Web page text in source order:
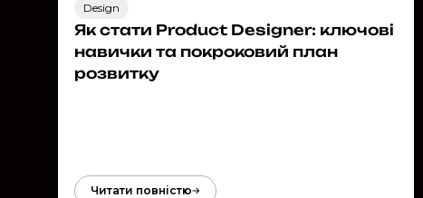
Design
Як стати Product Designer: ключові
навички та покроковий план
розвитку
Читати повністю